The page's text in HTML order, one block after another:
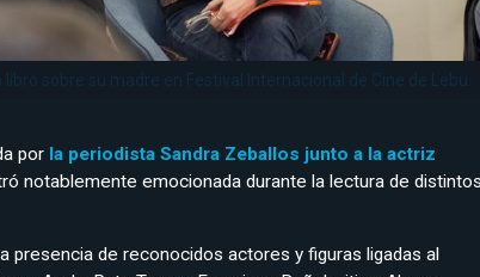
sobre su madre en Festival Internacional de Cine de Lebu.
por la periodista Sandra Zeballos junto a la actriz
notablemente emocionada durante la lectura de
presencia de reconocidos actores y figuras ligadas al